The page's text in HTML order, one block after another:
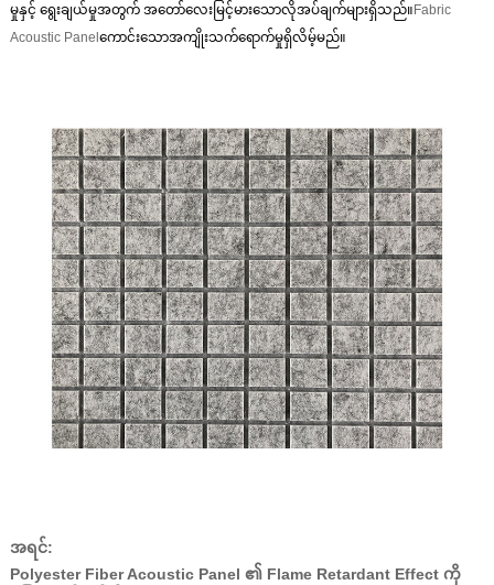
မှုနှင့် ရွေးချယ်မှုအတွက် အတော်လေးမြင့်မားသောလိုအပ်ချက်များရှိသည်။Fabric
Acoustic Panelကောင်းသောအကျိုးသက်ရောက်မှုရှိလိမ့်မည်။
အရင်:
Polyester Fiber Acoustic Panel ၏ Flame Retardant Effect ကို